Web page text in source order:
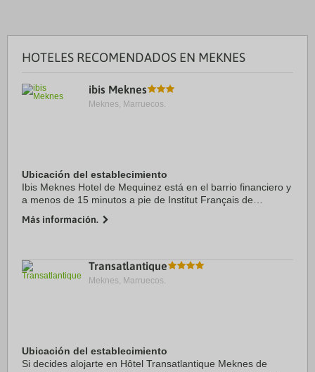
HOTELES RECOMENDADOS EN MEKNES
ibis Meknes
Meknes, Marruecos.
Ubicación del establecimiento
Ibis Meknes Hotel de Mequinez está en el barrio financiero y
a menos de 15 minutos a pie de Institut Français de
encuentra a 1,1 km de Madraza de Bou Inania ...
Más información.
Transatlantique
Meknes, Marruecos.
Ubicación del establecimiento
Si decides alojarte en Hôtel Transatlantique Meknes de